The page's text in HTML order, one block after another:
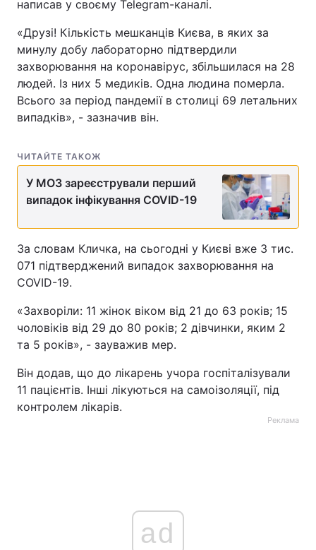
написав у своєму Telegram-каналі.
«Друзі! Кількість мешканців Києва, в яких за
минулу добу лабораторно підтвердили
захворювання на коронавірус, збільшилася на 28
людей. Із них 5 медиків. Одна людина померла.
Всього за період пандемії в столиці 69 летальних
випадків», - зазначив він.
ЧИТАЙТЕ ТАКОЖ
У МОЗ зареєстрували перший
випадок інфікування COVID-19
За словам Кличка, на сьогодні у Києві вже 3 тис.
071 підтверджений випадок захворювання на
COVID-19.
«Захворіли: 11 жінок віком від 21 до 63 років; 15
чоловікiв від 29 до 80 років; 2 дівчинки, яким 2
та 5 років», - зауважив мер.
Він додав, що до лікарень учора госпіталізували
11 пацієнтів. Інші лікуються на самоізоляції, під
контролем лікарів.
Реклама
ad